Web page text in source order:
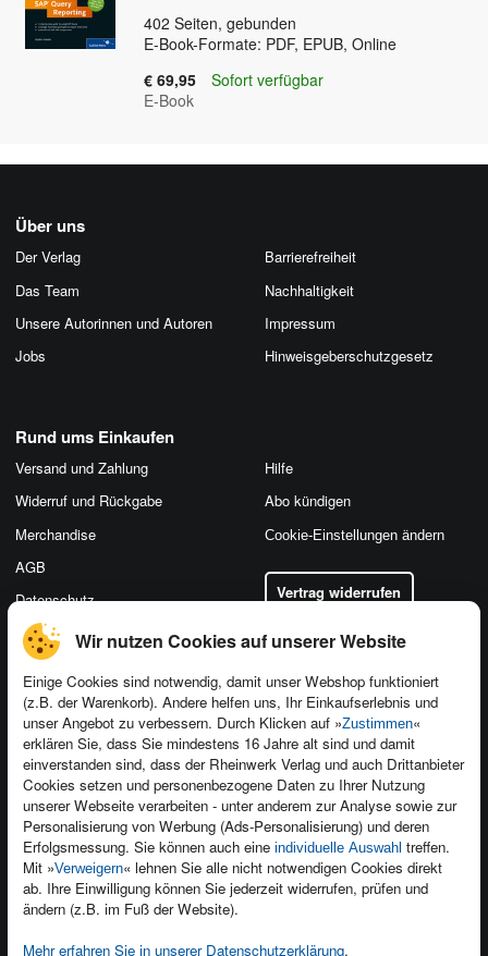
Wir nutzen Cookies auf unserer Website
Einige Cookies sind notwendig, damit unser Webshop funktioniert
(z.B. der Warenkorb). Andere helfen uns, Ihr Einkaufserlebnis und
unser Angebot zu verbessern. Durch Klicken auf »Zustimmen«
erklären Sie, dass Sie mindestens 16 Jahre alt sind und damit
einverstanden sind, dass der Rheinwerk Verlag und auch Drittanbieter
Cookies setzen und personenbezogene Daten zu Ihrer Nutzung
unserer Webseite verarbeiten - unter anderem zur Analyse sowie zur
Personalisierung von Werbung (Ads-Personalisierung) und deren
Erfolgsmessung. Sie können auch eine individuelle Auswahl treffen.
Mit »Verweigern« lehnen Sie alle nicht notwendigen Cookies direkt
ab. Ihre Einwilligung können Sie jederzeit widerrufen, prüfen und
ändern (z.B. im Fuß der Website).
Mehr erfahren Sie in unserer Datenschutzerklärung.
402 Seiten, gebunden
E-Book-Formate: PDF, EPUB, Online
€ 69,95
Sofort verfügbar
E-Book
Über uns
Der Verlag
Das Team
Unsere Autorinnen und Autoren
Jobs
Barrierefreiheit
Nachhaltigkeit
Impressum
Hinweis­geber­schutz­gesetz
Kontakt
Newsletter
Für Unternehmen
Presseservice
Dozentenservice
Produktfeedback
Foreign Rights
Ein Buch schreiben
Rund ums Einkaufen
Versand und Zahlung
Widerruf und Rückgabe
Merchandise
AGB
Datenschutz
Hilfe
Abo kündigen
Cookie-Einstellungen ändern
Vertrag widerrufen